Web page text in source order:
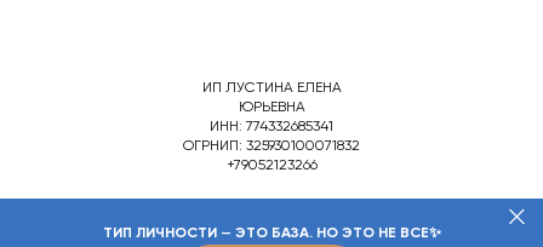
ИП ЛУСТИНА ЕЛЕНА
ЮРЬЕВНА
ИНН: 774332685341
ОГРНИП: 325930100071832
+79052123266
ТИП ЛИЧНОСТИ — ЭТО БАЗА. НО ЭТО НЕ ВСЕ✨